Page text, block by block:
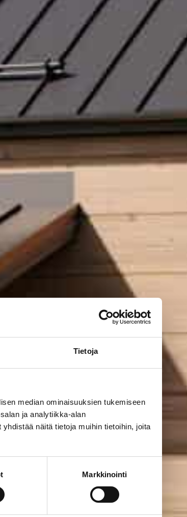
Tietoja
median ominaisuuksien tukemiseen
ja analytiikka-alan
näitä tietoja muihin tietoihin, joita
Markkinointi